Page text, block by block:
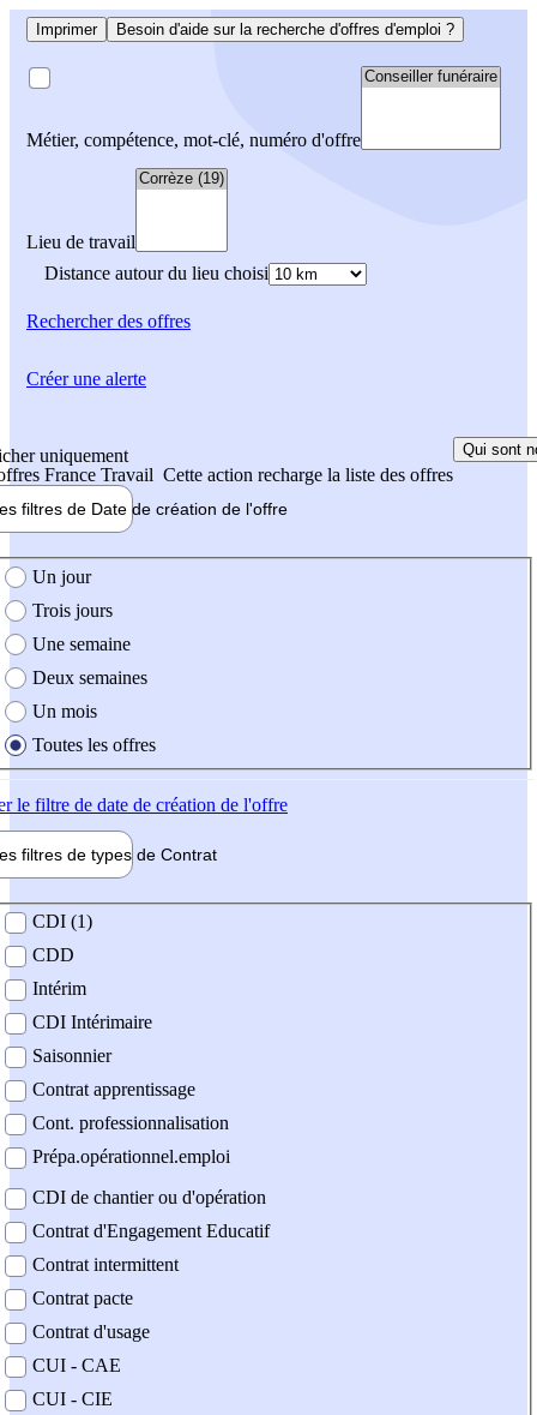
Imprimer Besoin d'aide sur la recherche d'offres d'emploi ?
Métier, compétence, mot-clé, numéro d'offre
Lieu de travail
Distance autour du lieu choisi
Rechercherdes offres
uniquement
France Travail Cette action recharge la liste des offres
Qui sont
filtres de Date de création de l'offre
création de l'offre
Un jour
Trois jours
Une semaine
Deux semaines
Un mois
Toutes les offres
le filtre de date de création de l'offre
filtres de types de Contrat
contrat
CDI (1)
CDD
Intérim
CDI Intérimaire
Saisonnier
Contrat apprentissage
Cont. professionnalisation
Prépa.opérationnel.emploi
CDI de chantier ou d'opération
Contrat d'Engagement Educatif
Contrat intermittent
Contrat pacte
Contrat d'usage
CUI - CAE
CUI - CIE
Créer une alerte